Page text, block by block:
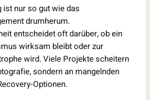
nur so gut wie das
drumherum.
entscheidet oft darüber, ob ein
wirksam bleibt oder zur
wird. Viele Projekte scheitern
sondern an mangelnden
Optionen.